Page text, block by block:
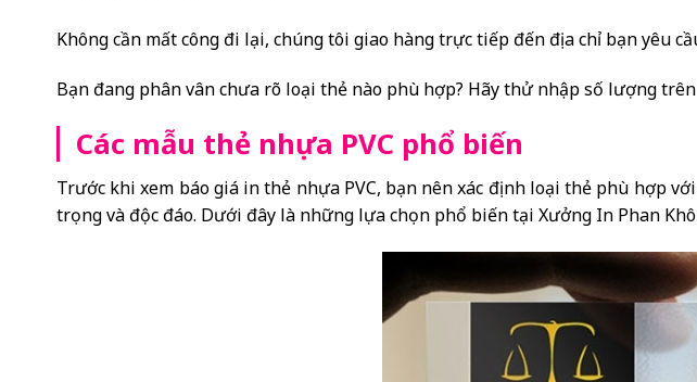
Không cần mất công đi lại, chúng tôi giao hàng trực tiếp đến địa chỉ bạn yêu
Bạn đang phân vân chưa rõ loại thẻ nào phù hợp? Hãy thử nhập số lượng
Các mẫu thẻ nhựa PVC phổ biến
Trước khi xem báo giá in thẻ nhựa PVC, bạn nên xác định loại thẻ phù hợp
trọng và độc đáo. Dưới đây là những lựa chọn phổ biến tại Xưởng In Phan